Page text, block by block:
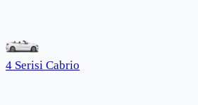
4 Serisi Cabrio